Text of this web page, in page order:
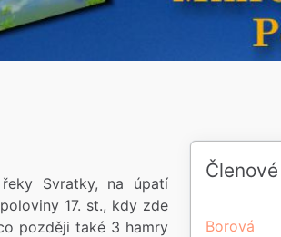
Svratky, na úpatí
17. st., kdy zde
později také 3 hamry
Členové
Borová